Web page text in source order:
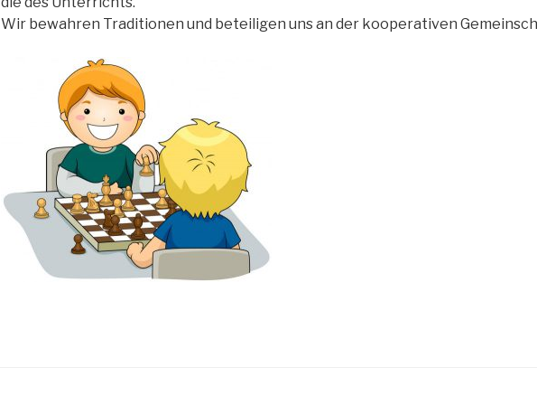
Wir bewahren Traditionen und beteiligen uns an der kooperativen